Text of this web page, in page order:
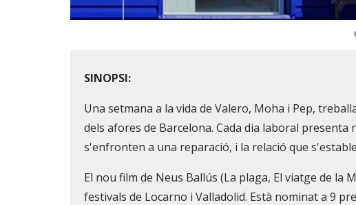
SINOPSI:
Una setmana a la vida de Valero, Moha i Pep,
dels afores de Barcelona. Cada dia laboral
s'enfronten a una reparació, i la relació que
El nou film de Neus Ballús (La plaga, El viatge de
festivals de Locarno i Valladolid. Està nominat a 9